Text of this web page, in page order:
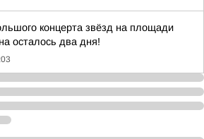
концерта звёзд на площади
осталось два дня!